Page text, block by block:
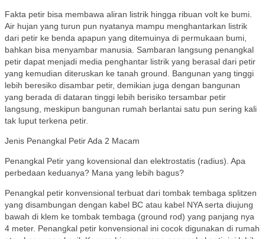
Fakta petir bisa membawa aliran listrik hingga ribuan volt ke bumi.
Air hujan yang turun pun nyatanya mampu menghantarkan listrik
dari petir ke benda apapun yang ditemuinya di permukaan bumi,
bahkan bisa menyambar manusia. Sambaran langsung penangkal
petir dapat menjadi media penghantar listrik yang berasal dari petir
yang kemudian diteruskan ke tanah ground. Bangunan yang tinggi
lebih beresiko disambar petir, demikian juga dengan bangunan
yang berada di dataran tinggi lebih berisiko tersambar petir
langsung, meskipun bangunan rumah berlantai satu pun sering kali
tak luput terkena petir.
Jenis Penangkal Petir Ada 2 Macam
Penangkal Petir yang kovensional dan elektrostatis (radius). Apa
perbedaan keduanya? Mana yang lebih bagus?
Penangkal petir konvensional terbuat dari tombak tembaga splitzen
yang disambungan dengan kabel BC atau kabel NYA serta diujung
bawah di klem ke tombak tembaga (ground rod) yang panjang nya
4 meter. Penangkal petir konvensional ini cocok digunakan di rumah